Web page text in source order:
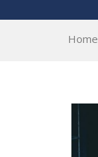
Home